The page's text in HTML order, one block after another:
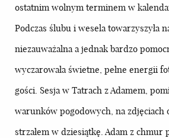
ostatnim wolnym terminem w
Podczas ślubu i wesela towarzyszyła
niezauważalna a jednak bardzo
wyczarowała świetne, pełne energii
gości. Sesja w Tatrach z Adamem,
warunków pogodowych, na zdjęciach
strzałem w dziesiątkę. Adam z chmur